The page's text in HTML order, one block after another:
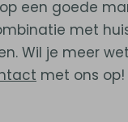
een goede
met
Wil je meer
met ons op!